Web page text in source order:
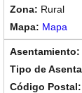
Rural
Mapa